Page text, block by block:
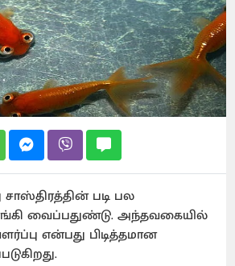
படி பல
வைப்பதுண்டு. அந்தவகையில்
என்பது பிடித்தமான